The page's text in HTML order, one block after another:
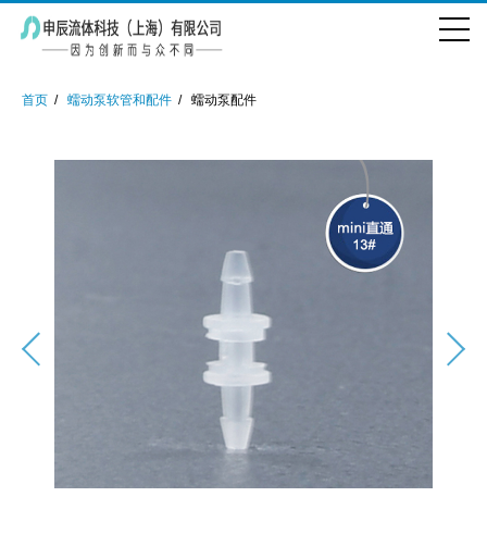
首页 蠕动泵软管和配件 蠕动泵配件